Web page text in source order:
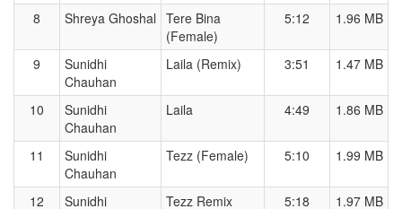
8 Shreya Ghoshal Tere Bina
(Female)
5:12 1.96 MB
9
Sunidhi
Chauhan
Laila (Remix) 3:51 1.47 MB
10
Sunidhi
Chauhan
Laila 4:49 1.86 MB
11
Sunidhi
Chauhan
Tezz (Female) 5:10 1.99 MB
12
Sunidhi
Tezz Remix
5:18 1.97 MB